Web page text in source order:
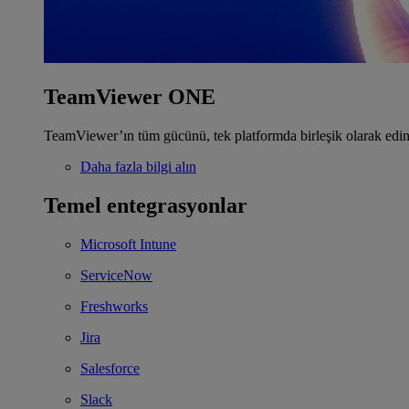
TeamViewer ONE
TeamViewer’ın tüm gücünü, tek platformda birleşik olarak
Daha fazla bilgi alın
Temel entegrasyonlar
Microsoft Intune
ServiceNow
Freshworks
Jira
Salesforce
Slack